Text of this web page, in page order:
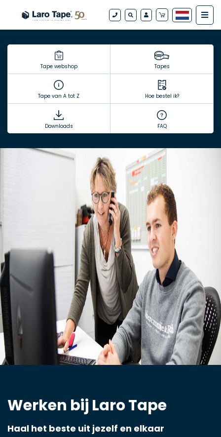
Tape webshop Tapes
Tape van A tot Z Hoe bestel ik?
Downloads FAQ
Werken bij Laro Tape
Haal het beste uit jezelf en elkaar